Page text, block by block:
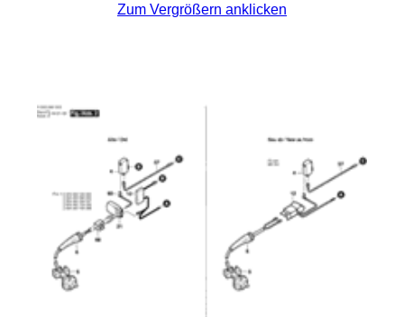
Zum Vergrößern anklicken